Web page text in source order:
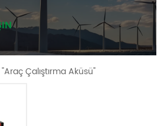
Çalıştırma Aküsü"